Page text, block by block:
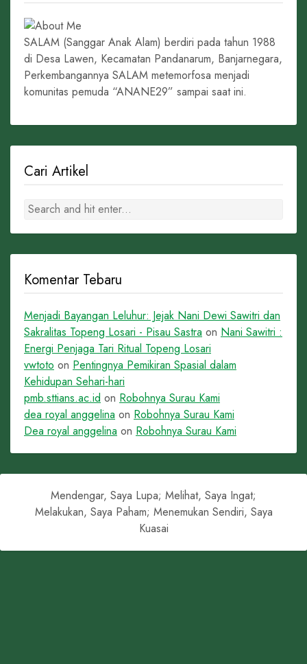
SALAM (Sanggar Anak Alam) berdiri pada tahun 1988
di Desa Lawen, Kecamatan Pandanarum, Banjarnegara,
Perkembangannya SALAM metemorfosa menjadi
komunitas pemuda “ANANE29” sampai saat ini.
Cari Artikel
Komentar Tebaru
Menjadi Bayangan Leluhur: Jejak Nani Dewi Sawitri dan
Sakralitas Topeng Losari - Pisau Sastra on Nani Sawitri :
Energi Penjaga Tari Ritual Topeng Losari
vwtoto on Pentingnya Pemikiran Spasial dalam
Kehidupan Sehari-hari
pmb.sttians.ac.id on Robohnya Surau Kami
dea royal anggelina on Robohnya Surau Kami
Dea royal anggelina on Robohnya Surau Kami
Mendengar, Saya Lupa; Melihat, Saya Ingat;
Melakukan, Saya Paham; Menemukan Sendiri, Saya
Kuasai